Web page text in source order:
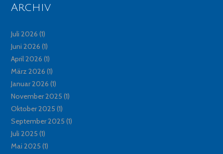
Archiv
Juli 2026 (1)
Juni 2026 (1)
April 2026 (1)
März 2026 (1)
Januar 2026 (1)
November 2025 (1)
Oktober 2025 (1)
September 2025 (1)
Juli 2025 (1)
Mai 2025 (1)